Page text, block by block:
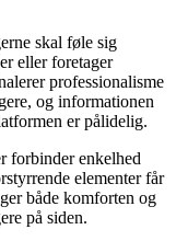
skal føle sig
eller foretager
professionalisme
og informationen
er pålidelig.
forbinder enkelhed
elementer får
både komforten og
på siden.